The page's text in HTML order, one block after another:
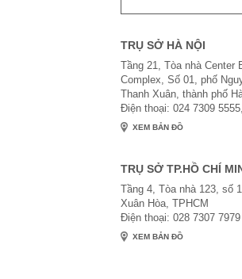
TRỤ SỞ HÀ NỘI
Tầng 21, Tòa nhà Center
Complex, Số 01, phố
Thanh Xuân, thành phố
Điện thoại: 024 7309
XEM BẢN ĐỒ
TRỤ SỞ TP.HỒ CHÍ
Tầng 4, Tòa nhà 123, số
Xuân Hòa, TPHCM
Điện thoại: 028 7307 7979
XEM BẢN ĐỒ